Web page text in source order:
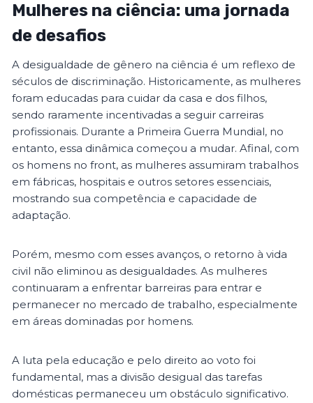
Mulheres na ciência: uma jornada
de desafios
A desigualdade de gênero na ciência é um reflexo de
séculos de discriminação. Historicamente, as mulheres
foram educadas para cuidar da casa e dos filhos,
sendo raramente incentivadas a seguir carreiras
profissionais. Durante a Primeira Guerra Mundial, no
entanto, essa dinâmica começou a mudar. Afinal, com
os homens no front, as mulheres assumiram trabalhos
em fábricas, hospitais e outros setores essenciais,
mostrando sua competência e capacidade de
adaptação.
Porém, mesmo com esses avanços, o retorno à vida
civil não eliminou as desigualdades. As mulheres
continuaram a enfrentar barreiras para entrar e
permanecer no mercado de trabalho, especialmente
em áreas dominadas por homens.
A luta pela educação e pelo direito ao voto foi
fundamental, mas a divisão desigual das tarefas
domésticas permaneceu um obstáculo significativo.